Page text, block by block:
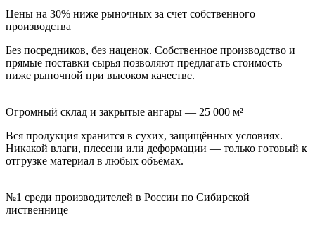
Цены на 30% ниже рыночных за счет собственного
производства
Без посредников, без наценок. Собственное производство и
прямые поставки сырья позволяют предлагать стоимость
ниже рыночной при высоком качестве.
Огромный склад и закрытые ангары — 25 000 м²
Вся продукция хранится в сухих, защищённых условиях.
Никакой влаги, плесени или деформации — только готовый к
отгрузке материал в любых объёмах.
№1 среди производителей в России по Сибирской
лиственнице